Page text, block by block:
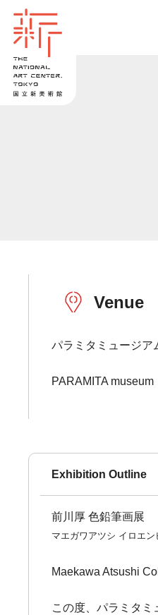
Venue
パラミタミュージア
PARAMITA museum
Exhibition Outline
前川厚 色鉛筆画展
マエガワアツシ イロエン
Maekawa Atsushi
この度、パラミタ